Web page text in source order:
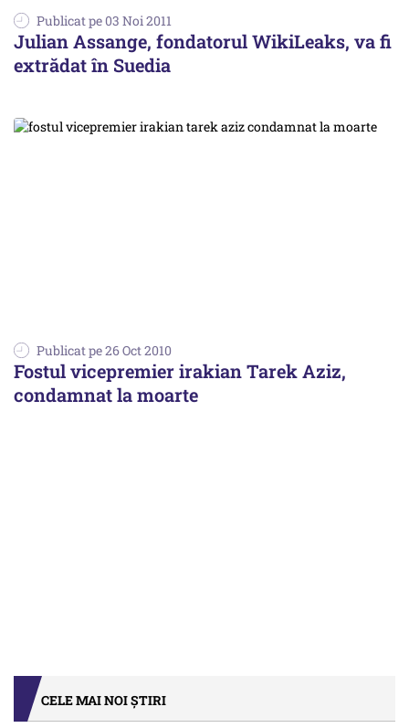
Publicat pe 03 Noi 2011
Julian Assange, fondatorul WikiLeaks, va fi
extrădat în Suedia
Publicat pe 26 Oct 2010
Fostul vicepremier irakian Tarek Aziz,
condamnat la moarte
CELE MAI NOI ȘTIRI